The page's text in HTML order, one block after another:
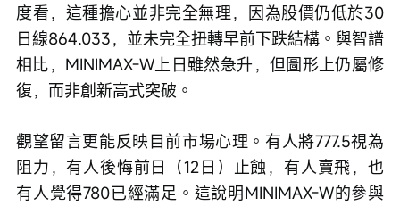
度看，這種擔心並非完全無理，因為股價仍低於30
日線864.033，並未完全扭轉早前下跌結構。與智譜
相比，MINIMAX-W上日雖然急升，但圖形上仍屬修
復，而非創新高式突破。
觀望留言更能反映目前市場心理。有人將777.5視為
阻力，有人後悔前日（12日）止蝕，有人賣飛，也
有人覺得780已經滿足。這說明MINIMAX-W的參與